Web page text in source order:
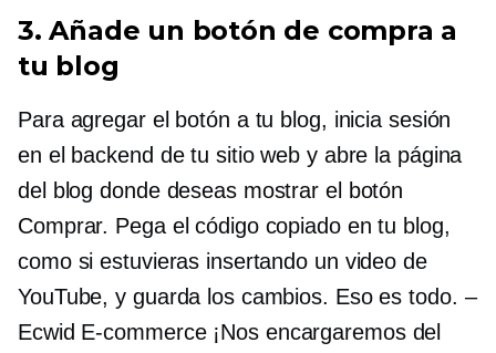
3. Añade un botón de compra a
tu blog
Para agregar el botón a tu blog, inicia sesión
en el backend de tu sitio web y abre la página
del blog donde deseas mostrar el botón
Comprar. Pega el código copiado en tu blog,
como si estuvieras insertando un video de
YouTube, y guarda los cambios. Eso es todo. –
Ecwid E-commerce¡Nos encargaremos del